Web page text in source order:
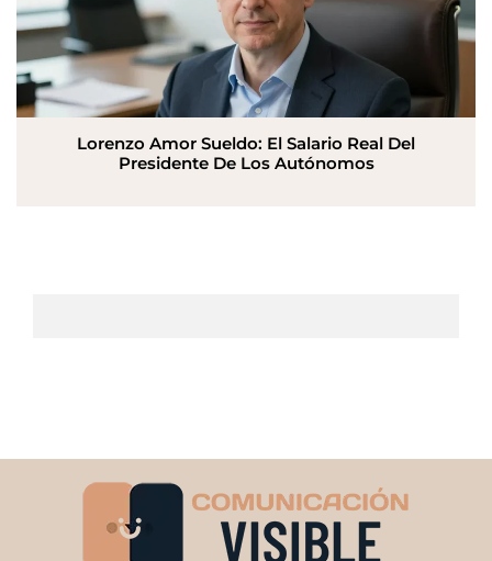
Lorenzo Amor Sueldo: El Salario Real Del
Presidente De Los Autónomos